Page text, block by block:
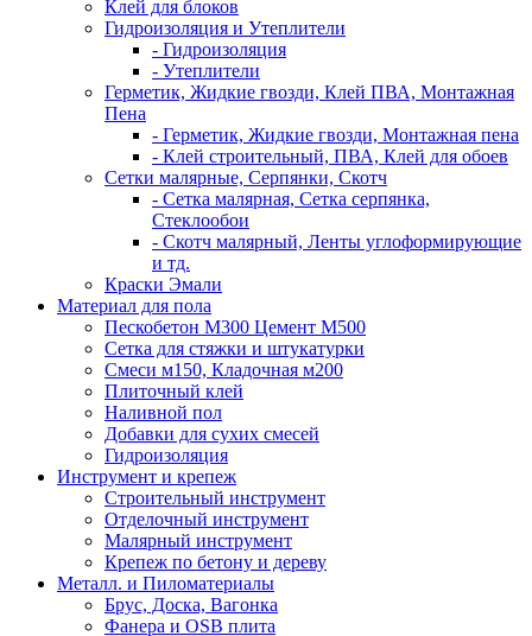
Клей для блоков
Гидроизоляция и Утеплители
- Гидроизоляция
- Утеплители
Герметик, Жидкие гвозди, Клей ПВА, Монтажная
Пена
- Герметик, Жидкие гвозди, Монтажная пена
- Клей строительный, ПВА, Клей для обоев
Сетки малярные, Серпянки, Скотч
- Сетка малярная, Сетка серпянка,
Стеклообои
- Скотч малярный, Ленты углоформирующие
и тд.
Краски Эмали
Материал для пола
Пескобетон М300 Цемент М500
Сетка для стяжки и штукатурки
Смеси м150, Кладочная м200
Плиточный клей
Наливной пол
Добавки для сухих смесей
Гидроизоляция
Инструмент и крепеж
Строительный инструмент
Отделочный инструмент
Малярный инструмент
Крепеж по бетону и дереву
Металл. и Пиломатериалы
Брус, Доска, Вагонка
Фанера и OSB плита